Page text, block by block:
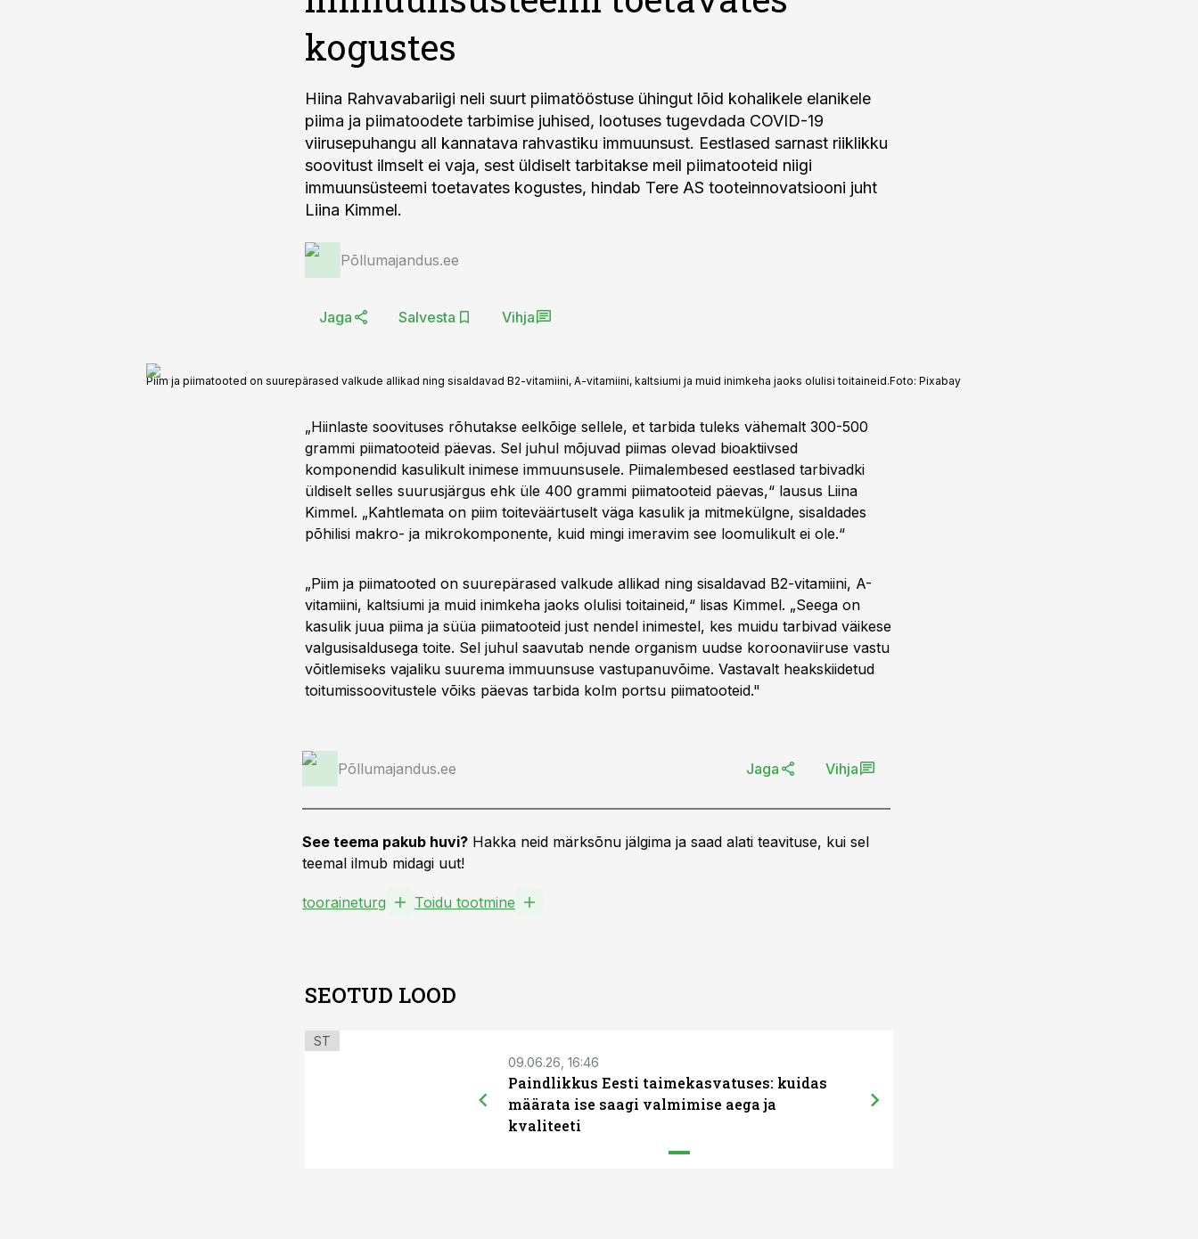
kogustes
Hiina Rahvavabariigi neli suurt piimatööstuse ühingut lõid kohalikele elanikele
piima ja piimatoodete tarbimise juhised, lootuses tugevdada COVID-19
viirusepuhangu all kannatava rahvastiku immuunsust. Eestlased sarnast riiklikku
soovitust ilmselt ei vaja, sest üldiselt tarbitakse meil piimatooteid niigi
immuunsüsteemi toetavates kogustes, hindab Tere AS tooteinnovatsiooni juht
Liina Kimmel.
Põllumajandus.ee
Jaga Salvesta Vihja
Piim ja piimatooted on suurepärased valkude allikad ning sisaldavad B2-vitamiini, A-vitamiini, kaltsiumi ja muid inimkeha jaoks olulisi toitaineid.Foto: Pixabay
„Hiinlaste soovituses rõhutakse eelkõige sellele, et tarbida tuleks vähemalt 300-500
grammi piimatooteid päevas. Sel juhul mõjuvad piimas olevad bioaktiivsed
komponendid kasulikult inimese immuunsusele. Piimalembesed eestlased tarbivadki
üldiselt selles suurusjärgus ehk üle 400 grammi piimatooteid päevas,“ lausus Liina
Kimmel. „Kahtlemata on piim toiteväärtuselt väga kasulik ja mitmekülgne, sisaldades
põhilisi makro- ja mikrokomponente, kuid mingi imeravim see loomulikult ei ole.“
„Piim ja piimatooted on suurepärased valkude allikad ning sisaldavad B2-vitamiini, A-
vitamiini, kaltsiumi ja muid inimkeha jaoks olulisi toitaineid,“ lisas Kimmel. „Seega on
kasulik juua piima ja süüa piimatooteid just nendel inimestel, kes muidu tarbivad väikese
valgusisaldusega toite. Sel juhul saavutab nende organism uudse koroonaviiruse vastu
võitlemiseks vajaliku suurema immuunsuse vastupanuvõime. Vastavalt heakskiidetud
toitumissoovitustele võiks päevas tarbida kolm portsu piimatooteid."
Põllumajandus.ee Jaga Vihja
See teema pakub huvi? Hakka neid märksõnu jälgima ja saad alati teavituse, kui sel
teemal ilmub midagi uut!
tooraineturg Toidu tootmine
SEOTUD LOOD
ST
09.06.26, 16:46
Paindlikkus Eesti taimekasvatuses: kuidas
määrata ise saagi valmimise aega ja
kvaliteeti